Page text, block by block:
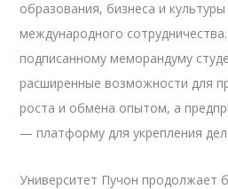
образования, бизнеса и
международного
подписанному меморандуму
расширенные возможности для
роста и обмена опытом, а
— платформу для укрепления
Университет Пучон продолжает